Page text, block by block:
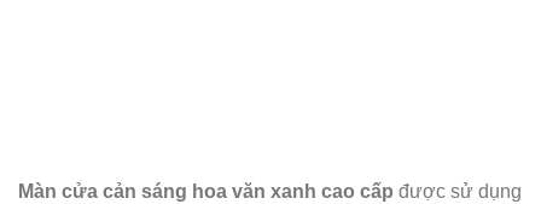
Màn cửa cản sáng hoa văn xanh cao cấp được sử dụng